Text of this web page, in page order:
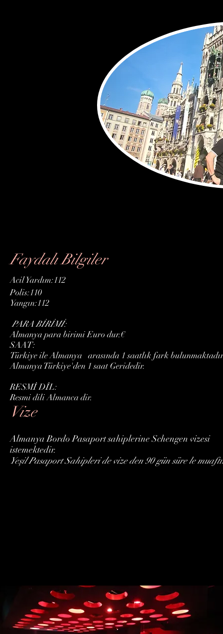
Faydalı Bilgiler
Acil Yardım:112
Polis:110
Yangın:112
PARA BİRİMİ:
Almanya para birimi Euro dur.€
SAAT:
Türkiye ile Almanya arasında 1 saatlık fark
Almanya Türkiye'den 1 saat Geridedir.
RESMİ DİL:
Resmi dili Almanca dir.
Vize
Almanya Bordo Pasaport sahiplerine Schengen vizesi
istemektedir.
Yeşil Pasaport Sahipleri de vize den 90 gün süre le